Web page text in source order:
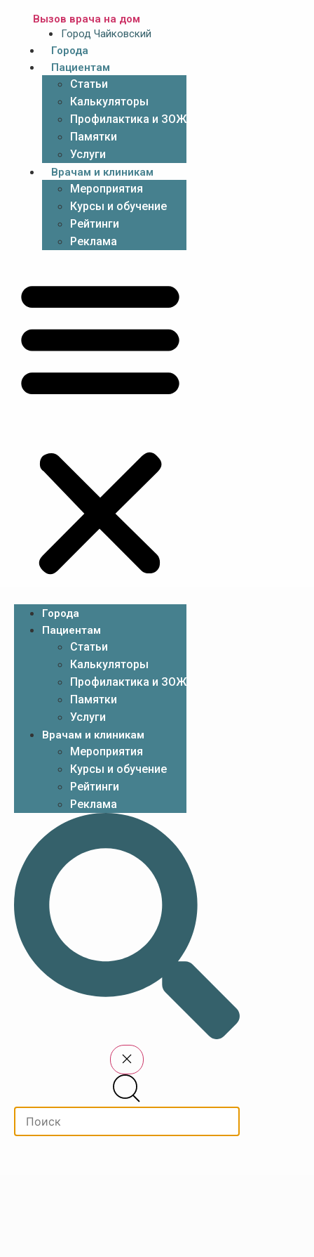
Вызов врача на дом
Город Чайковский
Города
Пациентам
Статьи
Калькуляторы
Профилактика и ЗОЖ
Памятки
Услуги
Врачам и клиникам
Мероприятия
Курсы и обучение
Рейтинги
Реклама
Города
Пациентам
Статьи
Калькуляторы
Профилактика и ЗОЖ
Памятки
Услуги
Врачам и клиникам
Мероприятия
Курсы и обучение
Рейтинги
Реклама